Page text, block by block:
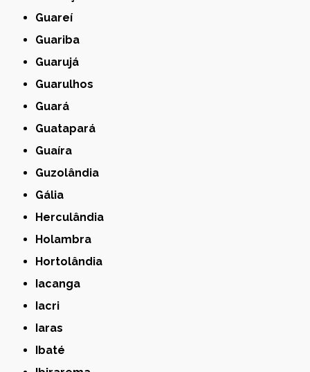
Guareí
Guariba
Guarujá
Guarulhos
Guará
Guatapará
Guaíra
Guzolândia
Gália
Herculândia
Holambra
Hortolândia
Iacanga
Iacri
Iaras
Ibaté